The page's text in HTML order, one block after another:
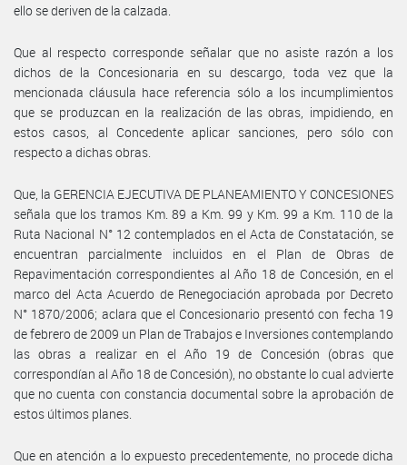
ello se deriven de la calzada.
Que al respecto corresponde señalar que no asiste razón a los
dichos de la Concesionaria en su descargo, toda vez que la
mencionada cláusula hace referencia sólo a los incumplimientos
que se produzcan en la realización de las obras, impidiendo, en
estos casos, al Concedente aplicar sanciones, pero sólo con
respecto a dichas obras.
Que, la GERENCIA EJECUTIVA DE PLANEAMIENTO Y CONCESIONES
señala que los tramos Km. 89 a Km. 99 y Km. 99 a Km. 110 de la
Ruta Nacional N° 12 contemplados en el Acta de Constatación, se
encuentran parcialmente incluidos en el Plan de Obras de
Repavimentación correspondientes al Año 18 de Concesión, en el
marco del Acta Acuerdo de Renegociación aprobada por Decreto
N° 1870/2006; aclara que el Concesionario presentó con fecha 19
de febrero de 2009 un Plan de Trabajos e Inversiones contemplando
las obras a realizar en el Año 19 de Concesión (obras que
correspondían al Año 18 de Concesión), no obstante lo cual advierte
que no cuenta con constancia documental sobre la aprobación de
estos últimos planes.
Que en atención a lo expuesto precedentemente, no procede dicha